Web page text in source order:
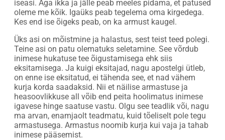
iseasi. Aga ikka ja jälle peab meeles pidama, et patused
oleme me kõik. Igaüks peab tegelema oma kirgedega.
Kes end ise õigeks peab, on ka armust kaugel.
Üks asi on mõistmine ja halastus, sest teist teed polegi.
Teine asi on patu olematuks seletamine. See võrdub
inimese hukatuse tee õigustamisega ehk siis
eksitamisega. Ja kuigi eksitajad, nagu apostelgi ütleb,
on enne ise eksitatud, ei tähenda see, et nad vähem
kurja korda saadaksid. Nii et näilise armastuse ja
heasoovlikkuse all võib end peita hoolimatus inimese
igavese hinge saatuse vastu. Olgu see teadlik või, nagu
ma arvan, enamjaolt teadmatu, kuid tõeliselt pole tegu
armastusega. Armastus noomib kurja kui vaja ja tahab
inimese pääsemist.